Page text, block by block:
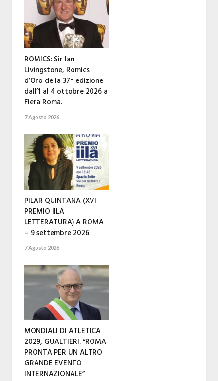
ROMICS: Sir Ian
Livingstone, Romics
d’Oro della 37^ edizione
dall’1 al 4 ottobre 2026 a
Fiera Roma.
7 Agosto 2026
PILAR QUINTANA (XVI
PREMIO IILA
LETTERATURA) A ROMA
– 9 settembre 2026
7 Agosto 2026
MONDIALI DI ATLETICA
2029, GUALTIERI: “ROMA
PRONTA PER UN ALTRO
GRANDE EVENTO
INTERNAZIONALE”